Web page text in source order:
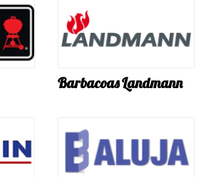
Barbacoas Landmann